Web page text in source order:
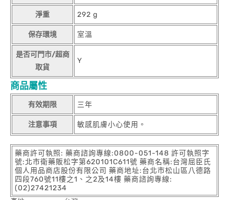
淨重 292 g
保存環境 室溫
是否可門市/超商
取貨
Y
商品屬性
有效期限 三年
注意事項 敏感肌膚小心使用。
藥商許可執照: 藥商諮詢專線:0800-051-148 許可執照字
號:北市衛藥販松字第620101C611號 藥商名稱:台灣屈臣氏
個人用品商店股份有限公司 藥商地址:台北市松山區八德路
四段760號11樓之1、之2及14樓 藥商諮詢專線:
(02)27421234